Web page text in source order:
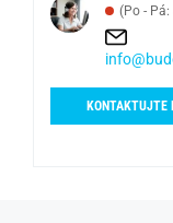
(Po -
KONTAKTUJTE